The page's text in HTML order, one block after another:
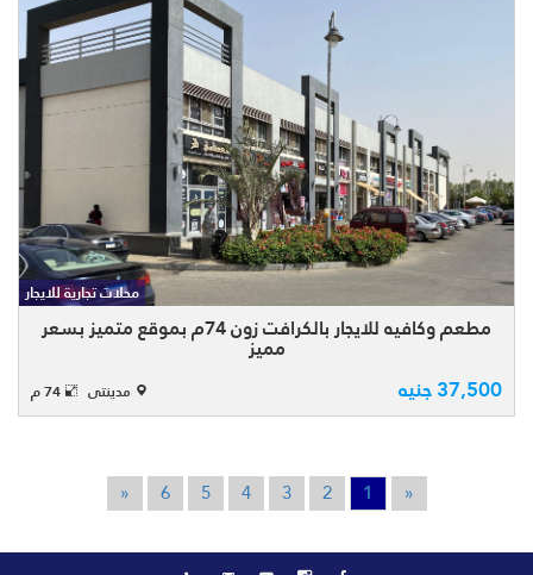
بالسوق الشرقى بمدينتى بمنطقة الكرافت
زون بمساحة 74م المحل مقسم على الدور
الارضى بمساحة 37م والدور الاول بمساحة
37م المحل نشاط مطعم وكافيه والسوق خدم
المدينة بالكامل ب ...
محلات تجارية للايجار
مطعم وكافيه للايجار بالكرافت زون 74م بموقع متميز بسعر
مميز
37,500 جنيه مدينتى 74 م
«
1
2
3
4
5
6
«